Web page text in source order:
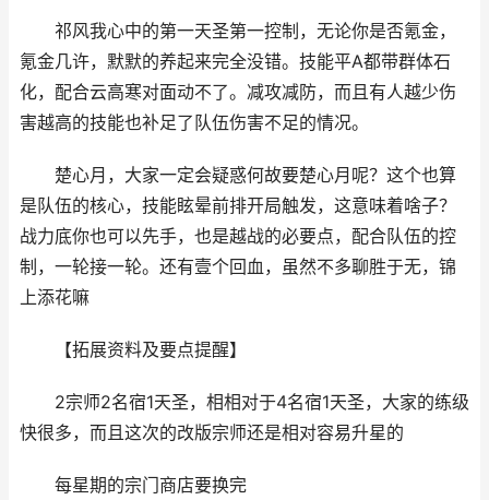
祁风我心中的第一天圣第一控制，无论你是否氪金，
氪金几许，默默的养起来完全没错。技能平A都带群体石
化，配合云高寒对面动不了。减攻减防，而且有人越少伤
害越高的技能也补足了队伍伤害不足的情况。
楚心月，大家一定会疑惑何故要楚心月呢？这个也算
是队伍的核心，技能眩晕前排开局触发，这意味着啥子？
战力底你也可以先手，也是越战的必要点，配合队伍的控
制，一轮接一轮。还有壹个回血，虽然不多聊胜于无，锦
上添花嘛
【拓展资料及要点提醒】
2宗师2名宿1天圣，相相对于4名宿1天圣，大家的练级
快很多，而且这次的改版宗师还是相对容易升星的
每星期的宗门商店要换完